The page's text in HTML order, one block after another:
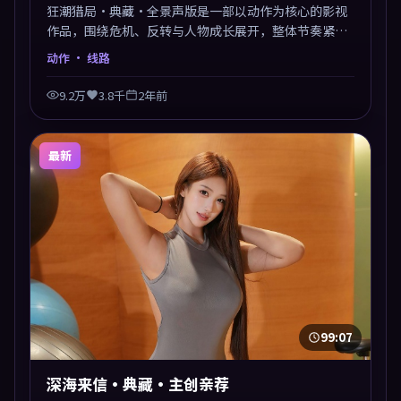
狂潮猎局·典藏·全景声版是一部以动作为核心的影视
作品，围绕危机、反转与人物成长展开，整体节奏紧
凑，值得推荐观看。
动作 · 线路
9.2万 3.8千 2年前
最新
99:07
深海来信·典藏·主创亲荐